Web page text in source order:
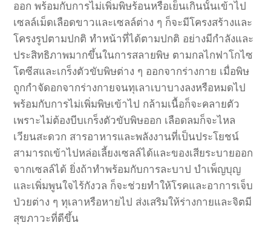
ออก พร้อมกับการไม่เพิ่มพิษร้อนหรือเย็นเกินนั้นเข้าไป
เซลล์เม็ดเลือดขาวและเซลล์ต่าง ๆ ก็จะมีโครงสร้างและ
โครงรูปตามปกติ ทำหน้าที่ได้ตามปกติ อย่างมีกำลังและ
ประสิทธิภาพมากขึ้นในการสลายพิษ ตามกลไกฟาโกไซ
โตซีสและเกร็งตัวขับพิษต่าง ๆ ออกจากร่างกาย เมื่อพิษ
ถูกกำจัดอกจากร่างกายจนทุเลาเบาบางลงหรือหมดไป
พร้อมกับการไม่เพิ่มพิษเข้าไป กล้ามเนื้อก็จะคลายตัว
เพราะไม่ต้องบีบเกร็งตัวขับพิษออก เลือดลมก็จะไหล
เวียนสะดวก สารอาหารและพลังงานที่เป็นประโยชน์
สามารถเข้าไปหล่อเลี้ยงเซลล์ได้และของเสียระบายออก
จากเซลล์ได้ ยิ่งถ้าทำพร้อมกับการละบาป บำเพ็ญบุญ
และเพิ่มพูนใจไร้กังวล ก็จะช่วยทำให้โรคและอาการเจ็บ
ป่วยต่าง ๆ ทุเลาหรือหายไป ส่งเสริมให้ร่างกายและจิตมี
สุขภาวะที่ดีขึ้น